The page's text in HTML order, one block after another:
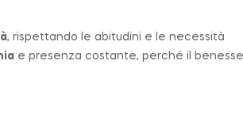
, rispettando le abitudini e le necessità
e presenza costante, perché il